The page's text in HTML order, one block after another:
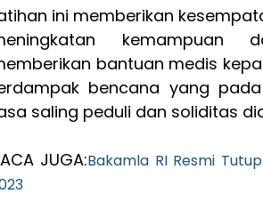
ini memberikan
kemampuan
bantuan medis
bencana yang
saling peduli dan soliditas
JUGA:Bakamla RI Resmi